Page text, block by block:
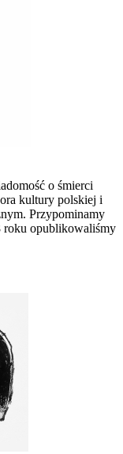
o śmierci
kultury polskiej i
Przypominamy
roku opublikowaliśmy